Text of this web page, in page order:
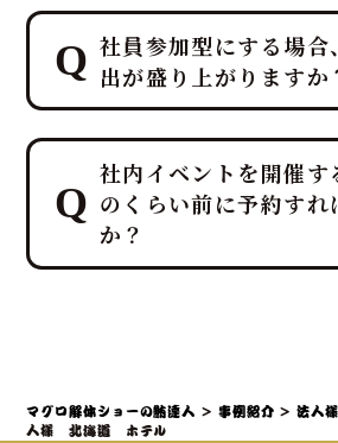
はい、すべて「鮪達人
さい！ 幹事様や会場ス
間は最小限に抑え、イ
ていただける万全のサ
みます。
ホテルレベルのおもてな
トにしており、企画・
く、設営から撤収まで全
ていただきます。
社員参加型にする場合
出が盛り上がりますか
プロのMCと、効果的な
一体感のあるエンタメシ
大迫力の40キロ以上の
ョー」や新鮮な部位の「
験」レポートなどを通
社内イベントを開催す
のくらい前に予約すれ
か？
特に、大規模なイベン
マグロ解体ショーの鮪達人 > 事例紹介 >法人様
人様 北海道 ホテル